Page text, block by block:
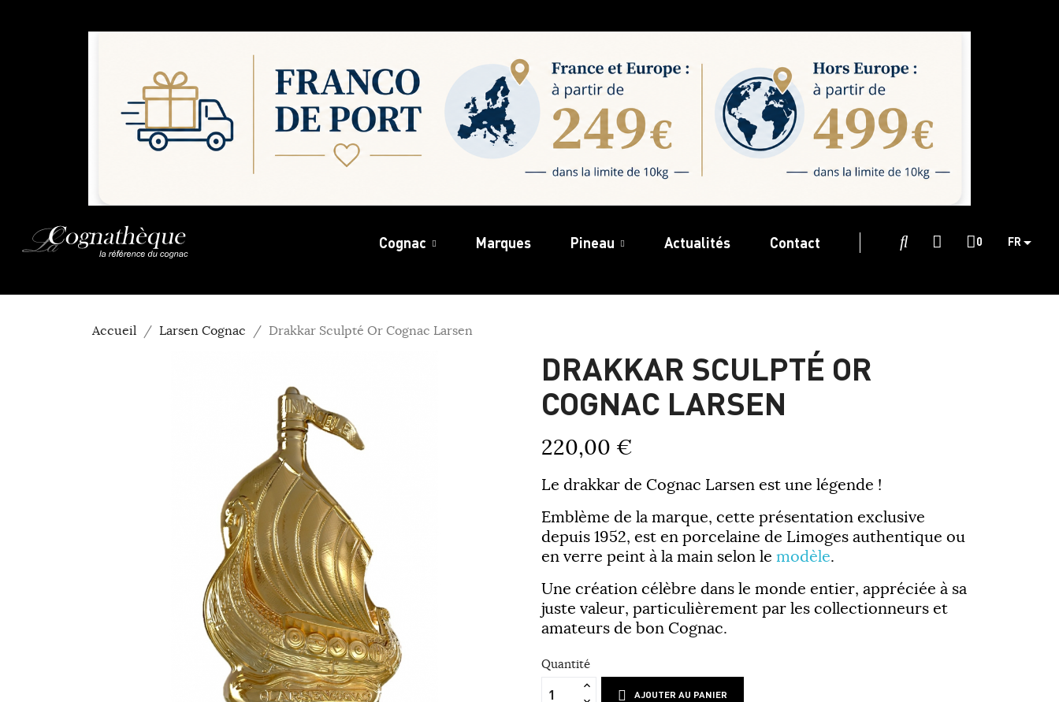
Cognac Marques Pineau Actualités Contact 0 FR
Accueil Larsen Cognac Drakkar Sculpté Or Cognac Larsen
DRAKKAR SCULPTÉ OR
COGNAC LARSEN
220,00 €
Le drakkar de Cognac Larsen est une légende !
Emblème de la marque, cette présentation exclusive
depuis 1952, est en porcelaine de Limoges authentique ou
en verre peint à la main selon le modèle.
Une création célèbre dans le monde entier, appréciée à sa
juste valeur, particulièrement par les collectionneurs et
amateurs de bon Cognac.
Quantité
AJOUTER AU PANIER